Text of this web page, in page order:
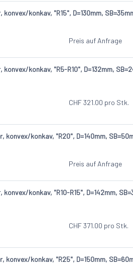
konkav, "R15", D=130mm,
Preis auf Anfrage
konkav, "R5-R10", D=132mm,
CHF321.00 pro Stk.
konvex/konkav, "R20", D=140mm,
Preis auf Anfrage
konkav, "R10-R15", D=142mm,
CHF371.00 pro Stk.
konvex/konkav, "R25", D=150mm,